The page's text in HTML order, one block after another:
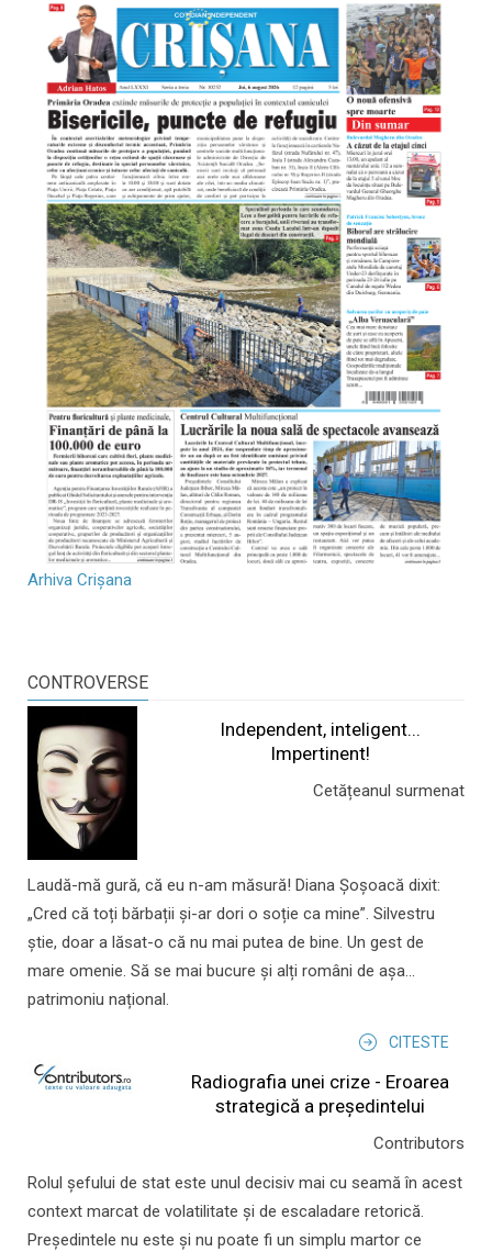
Arhiva Crișana
CONTROVERSE
Independent, inteligent...
Impertinent!
Cetățeanul surmenat
Laudă-mă gură, că eu n-am măsură! Diana Șoșoacă dixit:
„Cred că toți bărbații și-ar dori o soție ca mine”. Silvestru
știe, doar a lăsat-o că nu mai putea de bine. Un gest de
mare omenie. Să se mai bucure și alți români de așa...
patrimoniu național.
CITESTE
Radiografia unei crize - Eroarea
strategică a președintelui
Contributors
Rolul şefului de stat este unul decisiv mai cu seamă în acest
context marcat de volatilitate şi de escaladare retorică.
Preşedintele nu este şi nu poate fi un simplu martor ce